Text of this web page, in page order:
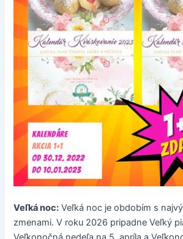
Veľká noc: Veľká noc je obdobím s
zmenami. V roku 2026 pripadne Veľký